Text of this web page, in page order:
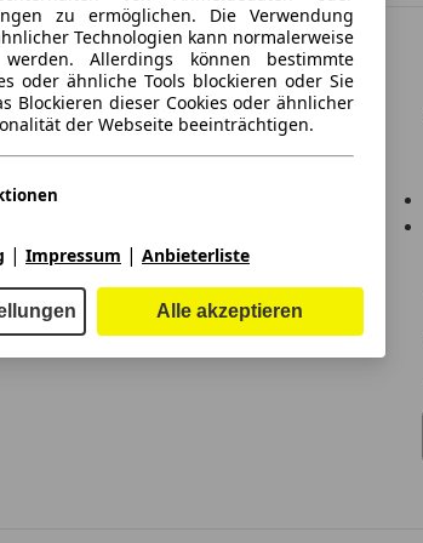
Händler
Vorteile
Partner-Infoportal
zu ermöglichen. Die Verwendung
Technologien kann normalerweise
Allerdings können bestimmte
oder ähnliche Tools blockieren oder Sie
Blockieren dieser Cookies oder ähnlicher
der Webseite beeinträchtigen.
nutzen unterschiedliche technologische
und ähnliche Tools auf unserer
erweiterte Seitenfunktionen anzubieten
Nutzungserlebnis zu gewährleisten.
Funktionalitäten ermöglichen wir die
Angebotes - etwa, um Ihre
aus Ihrer Nähe anzuzeigen oder
| Impressum | Anbieterliste
Alle akzeptieren